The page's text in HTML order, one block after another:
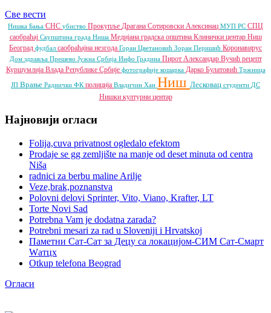
Све вести
Нишка Бања СНС убиство Прокупље Драгана Сотировски Алексинац МУП РС СПЦ
саобраћај Скупштина града Ниша Медијана градска општина Клинички центар Ниш
Београд фудбал саобраћајна незгода Горан Цветановић Зоран Перишић Коронавирус
Дом здравља Прешево Јужна Србија Инфо Градина Пирот Александар Вучић рецепт
Куршумлија Влада Републике Србије фотографије кошарка Дарко Булатовић Тржница
ЈП Врање Раднички ФК полиција Владичин Хан Ниш Лесковац студенти ДС
Нишки културни центар
Најновији огласи
Folija,cuva privatnost ogledalo efektom
Prodaje se gg zemljište na manje od deset minuta od centra
Niša
radnici za berbu maline Arilje
Veze,brak,poznanstva
Polovni delovi Sprinter, Vito, Viano, Krafter, LT
Torte Novi Sad
Potrebna Vam je dodatna zarada?
Potrebni mesari za rad u Sloveniji i Hrvatskoj
Паметни Сат-Сат за Децу са локацијом-СИМ Сат-Смарт
Wатцх
Otkup telefona Beograd
Огласи